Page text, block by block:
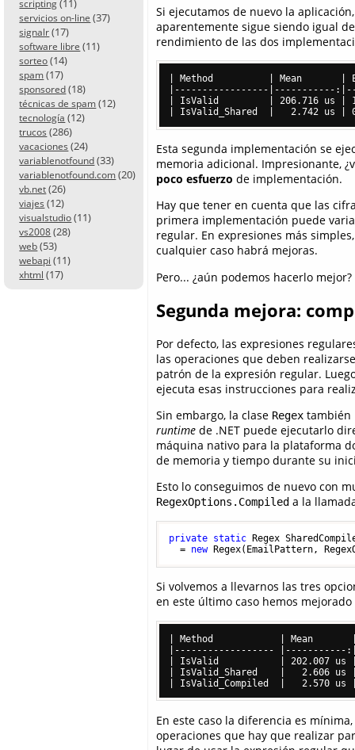
scripting (11)
servicios on-line (37)
signalr (17)
software libre (11)
sorteo (14)
spam (17)
sponsored (18)
técnicas de spam (12)
tecnología (12)
trucos (286)
vacaciones (24)
variablenotfound (33)
variablenotfound.com (20)
vb.net (26)
viajes (12)
visualstudio (11)
vs2008 (28)
web (53)
webapi (11)
xhtml (17)
Si ejecutamos de nuevo la
aparentemente sigue siendo igual
rendimiento de las dos
| Method          | Mean       |
|-----------------|-----------
| IsValid         | 206.716 us |
Esta segunda implementación se
memoria adicional. Impresionante,
poco esfuerzo de implementación.
Hay que tener en cuenta que las
primera implementación puede
regular. En expresiones más
cualquier caso habrá mejoras.
Pero... ¿aún podemos hacerlo mejor?
Segunda mejora:
Por defecto, las expresiones
las operaciones que deben
patrón de la expresión regular.
ejecuta esas instrucciones para
Sin embargo, la clase Regex
runtime de .NET puede ejecutarlo
máquina nativo para la plataforma
de memoria y tiempo durante su
Esto lo conseguimos de nuevo con
RegexOptions.Compiled a la
private static Regex
  =
new
Si volvemos a llevarnos las tres
en este último caso hemos
| Method            | Mean
|------------------
| IsValid           | 202.007 us |
| IsValid_Shared    |   2.606
En este caso la diferencia es
operaciones que hay que realizar